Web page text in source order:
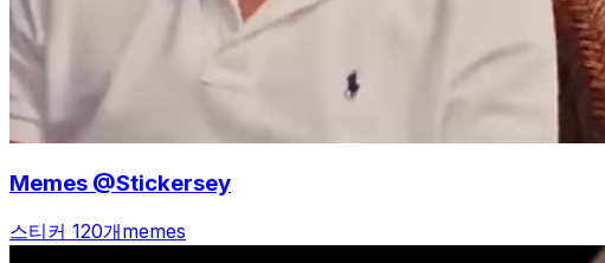
Memes @Stickersey
스티커 120개memes